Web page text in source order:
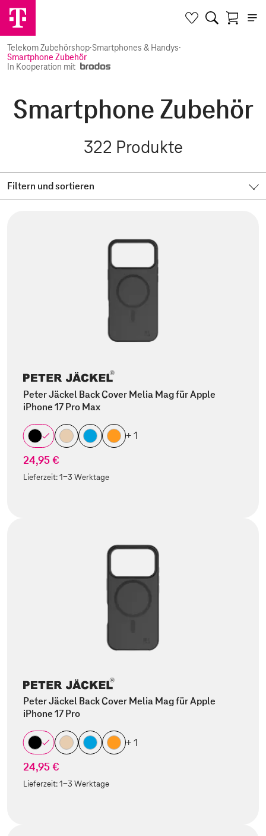
Telekom Zubehörshop·Smartphones & Handys·
Smartphone Zubehör
In Kooperation mit
Smartphone Zubehör
322 Produkte
Filtern und sortieren
Peter Jäckel Back Cover Melia Mag für Apple
iPhone 17 Pro Max
+ 1
24,95 €
Lieferzeit:1-3 Werktage
Peter Jäckel Back Cover Melia Mag für Apple
iPhone 17 Pro
+ 1
24,95 €
Lieferzeit:1-3 Werktage